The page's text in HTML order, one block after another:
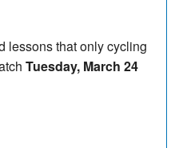
lessons that only cycling
Tuesday, March 24